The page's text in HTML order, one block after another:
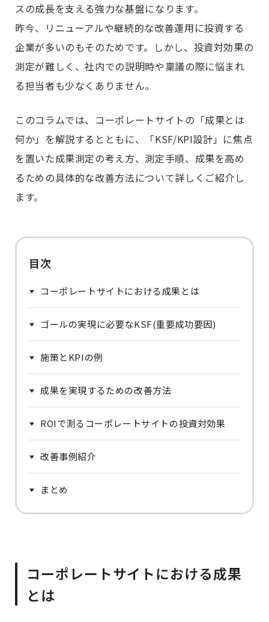
スの成長を支える強力な基盤になります。
昨今、リニューアルや継続的な改善運用に投資する
企業が多いのもそのためです。しかし、投資対効果の
測定が難しく、社内での説明時や稟議の際に悩まれ
る担当者も少なくありません。
このコラムでは、コーポレートサイトの「成果とは
何か」を解説するとともに、「KSF/KPI設計」に焦点
を置いた成果測定の考え方、測定手順、成果を高め
るための具体的な改善方法について詳しくご紹介し
ます。
目次
コーポレートサイトにおける成果とは
ゴールの実現に必要なKSF(重要成功要因)
施策とKPIの例
成果を実現するための改善方法
ROIで測るコーポレートサイトの投資対効果
改善事例紹介
まとめ
コーポレートサイトにおける成果
とは